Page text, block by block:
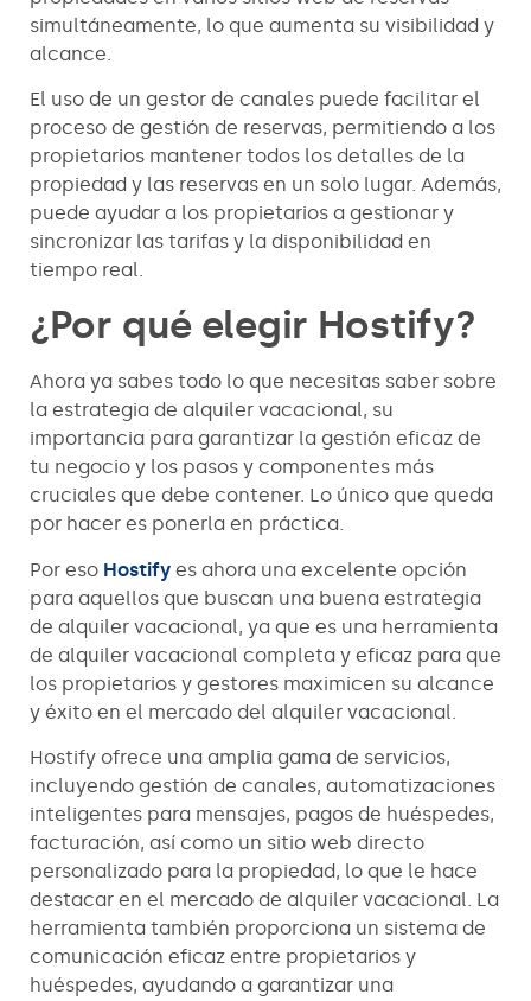
simultáneamente, lo que aumenta su visibilidad y
alcance.
El uso de un gestor de canales puede facilitar el
proceso de gestión de reservas, permitiendo a los
propietarios mantener todos los detalles de la
propiedad y las reservas en un solo lugar. Además,
puede ayudar a los propietarios a gestionar y
sincronizar las tarifas y la disponibilidad en
tiempo real.
¿Por qué elegir Hostify?
Ahora ya sabes todo lo que necesitas saber sobre
la estrategia de alquiler vacacional, su
importancia para garantizar la gestión eficaz de
tu negocio y los pasos y componentes más
cruciales que debe contener. Lo único que queda
por hacer es ponerla en práctica.
Por eso Hostify es ahora una excelente opción
para aquellos que buscan una buena estrategia
de alquiler vacacional, ya que es una herramienta
de alquiler vacacional completa y eficaz para que
los propietarios y gestores maximicen su alcance
y éxito en el mercado del alquiler vacacional.
Hostify ofrece una amplia gama de servicios,
incluyendo gestión de canales, automatizaciones
inteligentes para mensajes, pagos de huéspedes,
facturación, así como un sitio web directo
personalizado para la propiedad, lo que le hace
destacar en el mercado de alquiler vacacional. La
herramienta también proporciona un sistema de
comunicación eficaz entre propietarios y
huéspedes, ayudando a garantizar una